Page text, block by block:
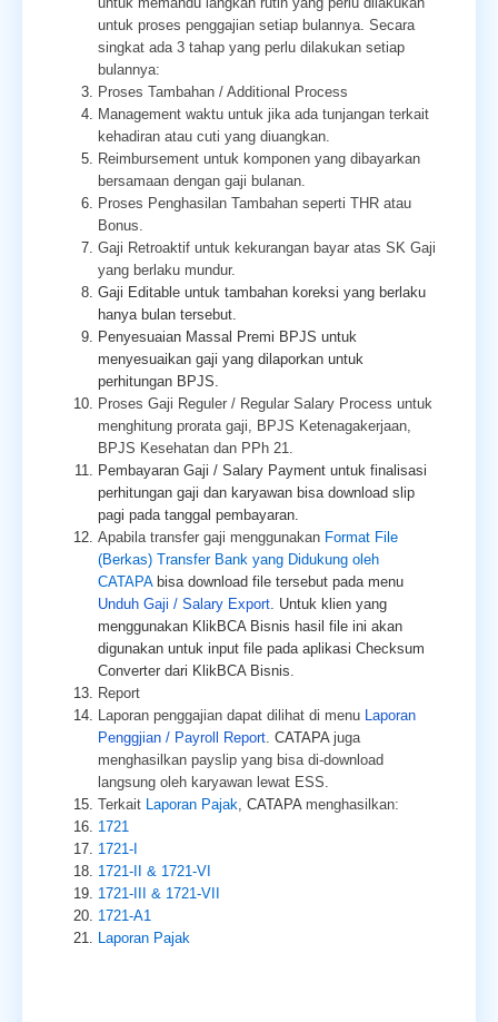
untuk proses penggajian setiap bulannya. Secara
singkat ada 3 tahap yang perlu dilakukan setiap
bulannya:
Proses Tambahan / Additional Process
Management waktu untuk jika ada tunjangan terkait
kehadiran atau cuti yang diuangkan.
Reimbursement untuk komponen yang dibayarkan
bersamaan dengan gaji bulanan.
Proses Penghasilan Tambahan seperti THR atau
Bonus.
Gaji Retroaktif untuk kekurangan bayar atas SK Gaji
yang berlaku mundur.
Gaji Editable untuk tambahan koreksi yang berlaku
hanya bulan tersebut.
Penyesuaian Massal Premi BPJS untuk
menyesuaikan gaji yang dilaporkan untuk
perhitungan BPJS.
Proses Gaji Reguler / Regular Salary Process untuk
menghitung prorata gaji, BPJS Ketenagakerjaan,
BPJS Kesehatan dan PPh 21.
Pembayaran Gaji / Salary Payment untuk finalisasi
perhitungan gaji dan karyawan bisa download slip
pagi pada tanggal pembayaran.
Apabila transfer gaji menggunakan Format File
(Berkas) Transfer Bank yang Didukung oleh
CATAPAbisa download file tersebut pada menu
Unduh Gaji / Salary Export. Untuk klien yang
menggunakan KlikBCA Bisnis hasil file ini akan
digunakan untuk input file pada aplikasi Checksum
Converter dari KlikBCA Bisnis.
Report
Laporan penggajian dapat dilihat di menu Laporan
Penggjian / Payroll Report. CATAPAjuga
menghasilkan payslip yang bisa di-download
langsung oleh karyawan lewat ESS.
Terkait Laporan Pajak, CATAPAmenghasilkan:
1721
1721-I
1721-II & 1721-VI
1721-III & 1721-VII
1721-A1
Laporan Pajak